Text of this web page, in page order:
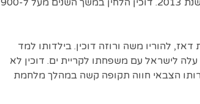
הוא סולנה של להקת הרוק "החברים של נטאשה", אשר חזרה להופיע בשנת 2013. דוכין הלחין במשך השנים מעל ל-900
להוריו משה ורוזה דוכין. בילדותו למד
כשהיה בגיל חמש עשרה, עלה לישראל עם משפחתו לקריית ים. דוכין לא
הצבאי חווה תקופה קשה במהלך מלחמת